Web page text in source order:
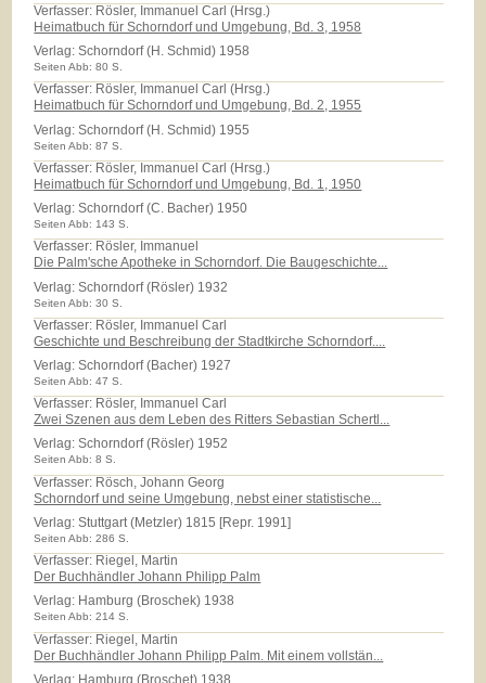
Verfasser: Rösler, Immanuel Carl (Hrsg.)
Heimatbuch für Schorndorf und Umgebung, Bd. 3, 1958
Verlag:Schorndorf (H. Schmid) 1958
Seiten Abb: 80 S.
Verfasser: Rösler, Immanuel Carl (Hrsg.)
Heimatbuch für Schorndorf und Umgebung, Bd. 2, 1955
Verlag:Schorndorf (H. Schmid) 1955
Seiten Abb: 87 S.
Verfasser: Rösler, Immanuel Carl (Hrsg.)
Heimatbuch für Schorndorf und Umgebung, Bd. 1, 1950
Verlag:Schorndorf (C. Bacher) 1950
Seiten Abb: 143 S.
Verfasser: Rösler, Immanuel
Die Palm'sche Apotheke in Schorndorf. Die Baugeschichte...
Verlag:Schorndorf (Rösler) 1932
Seiten Abb: 30 S.
Verfasser: Rösler, Immanuel Carl
Geschichte und Beschreibung der Stadtkirche Schorndorf....
Verlag:Schorndorf (Bacher) 1927
Seiten Abb: 47 S.
Verfasser: Rösler, Immanuel Carl
Zwei Szenen aus dem Leben des Ritters Sebastian Schertl...
Verlag:Schorndorf (Rösler) 1952
Seiten Abb: 8 S.
Verfasser: Rösch, Johann Georg
Schorndorf und seine Umgebung, nebst einer statistische...
Verlag:Stuttgart (Metzler) 1815 [Repr. 1991]
Seiten Abb: 286 S.
Verfasser: Riegel, Martin
Der Buchhändler Johann Philipp Palm
Verlag: Hamburg (Broschek) 1938
Seiten Abb: 214 S.
Verfasser: Riegel, Martin
Der Buchhändler Johann Philipp Palm. Mit einem vollstän...
Verlag: Hamburg (Broschet) 1938